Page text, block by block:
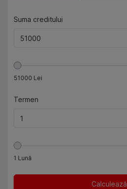
Suma creditului
51000 Lei
Termen
1 Lună
Calculează